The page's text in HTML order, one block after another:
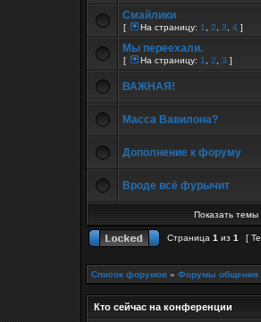
Смайлики
[ На страницу: 1 2 3 4 ]
Мы переехали.
[ На страницу: 1 2 3 ]
ВАЖНАЯ!
Масса Вавилона?
Дополнение к форуму
Вроде всё фурычит
Показать темы
Страница 1 из 1 [
Список форумов » Форумы общения
Кто сейчас на конференции